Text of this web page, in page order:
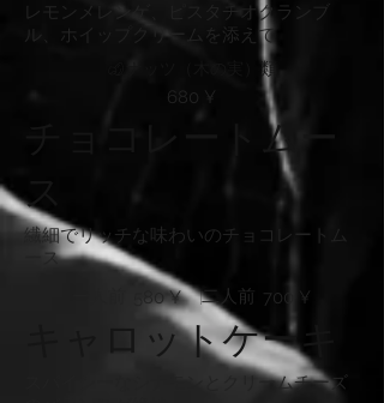
レモンメレンゲ、ピスタチオクランブ
ル、ホイップクリームを添えて
680 ¥
ナッツ（木の実）類
チョコレートムー
ス
繊細でリッチな味わいのチョコレートム
ース
580 ¥ 二人前 700 ¥
キャロットケーキ
スパイシーなシナモンとクリームチーズ